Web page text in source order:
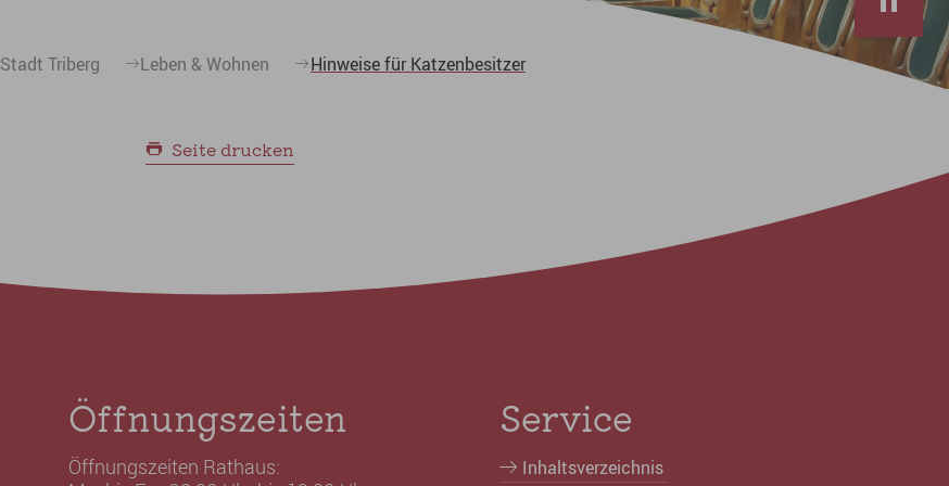
Stadt Triberg Leben & Wohnen Hinweise für Katzenbesitzer
Seite drucken
Öffnungszeiten
Öffnungszeiten Rathaus:
Service
Inhaltsverzeichnis